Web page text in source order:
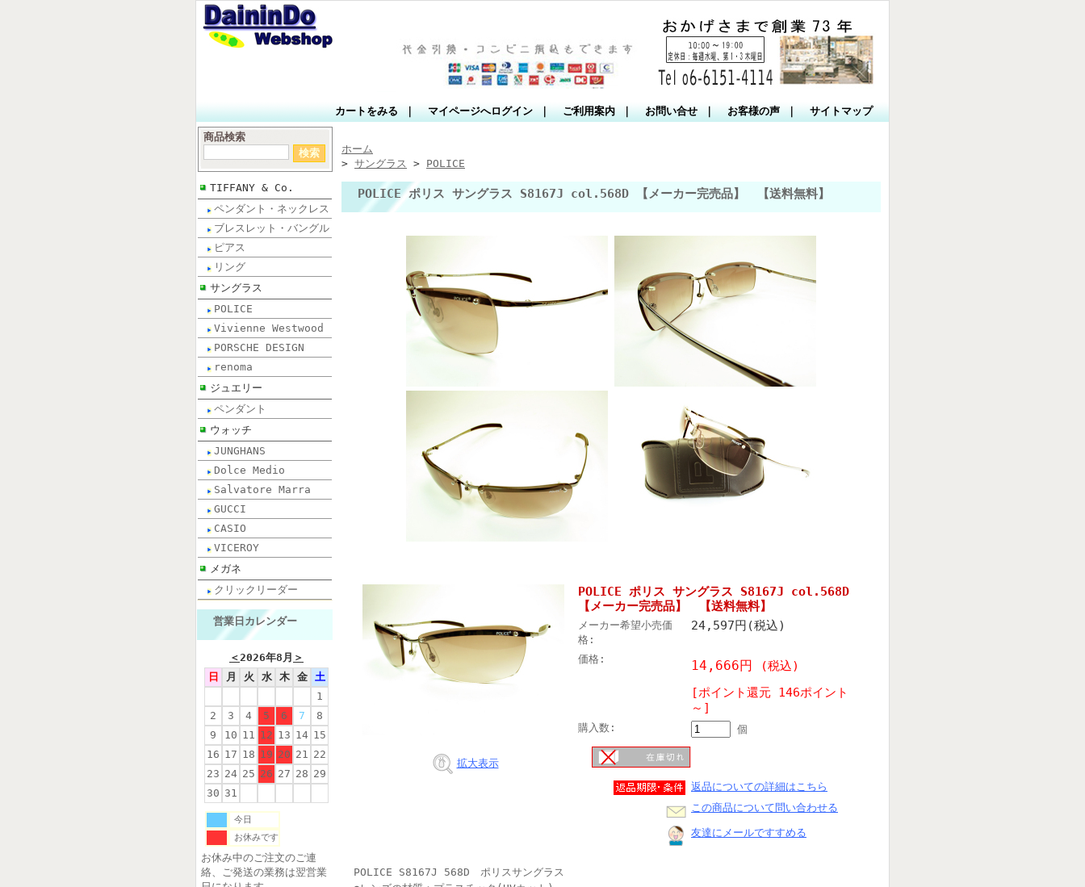
カートをみる マイページへログイン ご利用案内 お問い合せ お客様の声 サイトマップ
商品検索
TIFFANY & Co.
ペンダント・ネックレス
ブレスレット・バングル
ピアス
リング
サングラス
POLICE
Vivienne Westwood
PORSCHE DESIGN
renoma
ジュエリー
ペンダント
ウォッチ
JUNGHANS
Dolce Medio
Salvatore Marra
GUCCI
CASIO
VICEROY
メガネ
クリックリーダー
営業日カレンダー
＜2026年8月 ＞
日
月 火 水 木 金
土
1
2
3 4 5 6 7
8
9
10 11 12 13 14 15
16 17 18 19 20 21 22
23 24 25 26 27 28 29
30 31
今日
お休みです
お休み中のご注文のご連
絡、ご発送の業務は翌営業
ホーム
> サングラス > POLICE
POLICE ポリス サングラス S8167J col.568D 【メーカー完売品】 【送料無料】
拡大表示
POLICE ポリス サングラス S8167J col.568D
【メーカー完売品】 【送料無料】
メーカー希望小売価
格:
24,597円(税込)
価格: 14,666円
(税込)
[ポイント還元 146ポイント
～]
購入数: 個
返品についての詳細はこちら
この商品について問い合わせる
友達にメールですすめる
POLICE S8167J 568D ポリスサングラス